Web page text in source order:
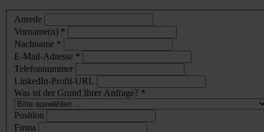
Anrede
Vorname(n) *
Nachname *
E-Mail-Adresse *
Telefonnummer
LinkedIn-Profil-URL
Was ist der Grund Ihrer Anfrage? *
Position
Firma